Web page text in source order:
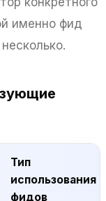
именно фид
Тип
использования
фидов